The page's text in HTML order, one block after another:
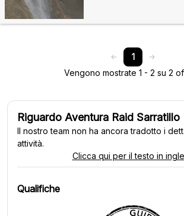
1
Vengono mostrate 1 - 2 su 2
Riguardo Aventura Raid Sarratillo
Il nostro team non ha ancora tradotto i
attività.
Clicca qui per il testo in
Qualifiche